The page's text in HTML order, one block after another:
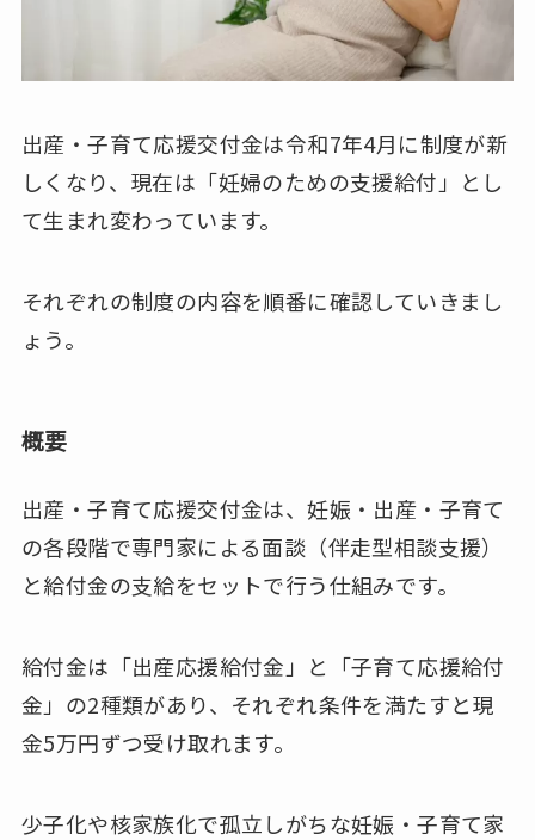
出産・子育て応援交付金は令和7年4月に制度が新
しくなり、現在は「妊婦のための支援給付」とし
て生まれ変わっています。
それぞれの制度の内容を順番に確認していきまし
ょう。
概要
出産・子育て応援交付金は、妊娠・出産・子育て
の各段階で専門家による面談（伴走型相談支援）
と給付金の支給をセットで行う仕組みです。
給付金は「出産応援給付金」と「子育て応援給付
金」の2種類があり、それぞれ条件を満たすと現
金5万円ずつ受け取れます。
少子化や核家族化で孤立しがちな妊娠・子育て家